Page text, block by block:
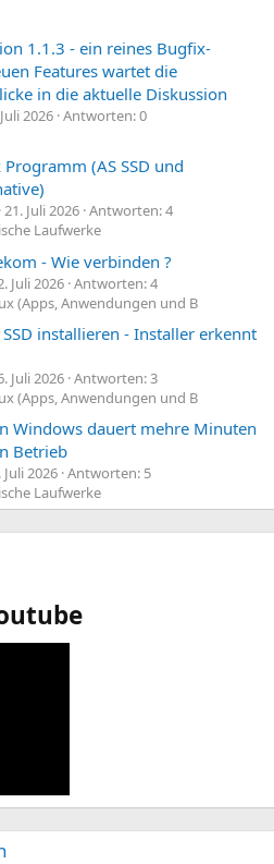
1.1.3 - ein reines Bugfix-
Features wartet die
in die aktuelle Diskussion
2026 Antworten: 0
(AS SSD und
21. Juli 2026 Antworten: 4
Laufwerke
- Wie verbinden ?
Juli 2026 Antworten: 4
(Apps, Anwendungen und B
SSD installieren - Installer erkennt
Juli 2026 Antworten: 3
(Apps, Anwendungen und B
Windows dauert mehre Minuten
Betrieb
Juli 2026 Antworten: 5
Laufwerke